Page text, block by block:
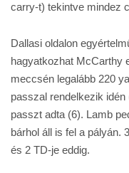
carry-t) tekintve mindez
Dallasi oldalon
hagyatkozhat McCarthy
meccsén legalább 220
passzal rendelkezik
passzt adta (6). Lamb
bárhol áll is fel a pályán.
és 2 TD-je eddig.